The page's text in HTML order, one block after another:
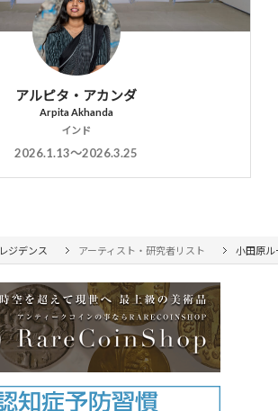
アルピタ・アカンダ
Arpita Akhanda
インド
2026.1.13〜2026.3.25
レジデンス アーティスト・研究者リスト 小田原ル